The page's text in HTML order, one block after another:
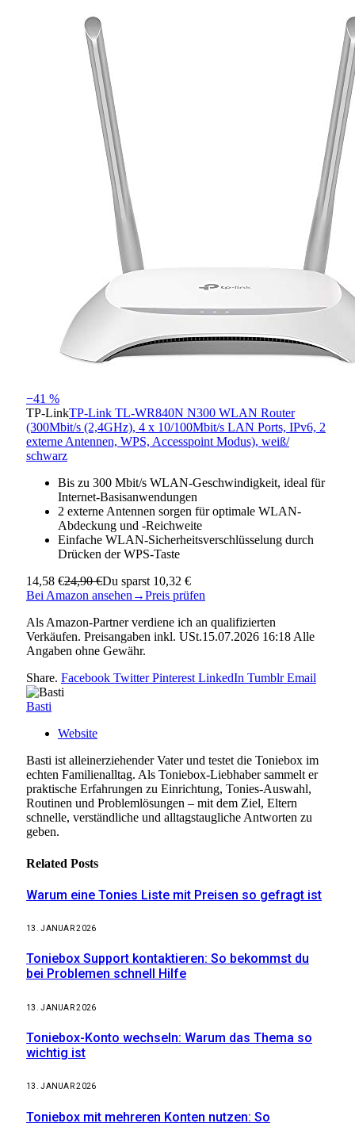
−41 %
TP-LinkTP-Link TL-WR840N N300 WLAN Router
(300Mbit/s (2,4GHz), 4 x 10/100Mbit/s LAN Ports, IPv6, 2
externe Antennen, WPS, Accesspoint Modus), weiß/
schwarz
Bis zu 300 Mbit/s WLAN-Geschwindigkeit, ideal für
Internet-Basisanwendungen
2 externe Antennen sorgen für optimale WLAN-
Abdeckung und -Reichweite
Einfache WLAN-Sicherheitsverschlüsselung durch
Drücken der WPS-Taste
14,58 €24,90 €Du sparst 10,32 €
Bei Amazon ansehen→Preis prüfen
Als Amazon-Partner verdiene ich an qualifizierten
Verkäufen. Preisangaben inkl. USt.15.07.2026 16:18 Alle
Angaben ohne Gewähr.
Share. Facebook Twitter Pinterest LinkedIn Tumblr Email
Basti
Website
Basti ist alleinerziehender Vater und testet die Toniebox im
echten Familienalltag. Als Toniebox-Liebhaber sammelt er
praktische Erfahrungen zu Einrichtung, Tonies-Auswahl,
Routinen und Problemlösungen – mit dem Ziel, Eltern
schnelle, verständliche und alltagstaugliche Antworten zu
geben.
Related Posts
Warum eine Tonies Liste mit Preisen so gefragt ist
13. JANUAR 2026
Toniebox Support kontaktieren: So bekommst du
bei Problemen schnell Hilfe
13. JANUAR 2026
Toniebox-Konto wechseln: Warum das Thema so
wichtig ist
13. JANUAR 2026
Toniebox mit mehreren Konten nutzen: So